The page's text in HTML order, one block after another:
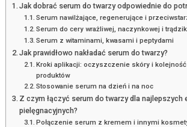
Jak dobrać serum do twarzy odpowiednie do
Serum nawilżające, regenerujące i
Serum do cery wrażliwej, naczynkowej i
Serum z witaminami, kwasami i peptydami
Jak prawidłowo nakładać serum do twarzy?
Kroki aplikacji: oczyszczenie skóry i
produktów
Stosowanie serum na dzień i na noc
Z czym łączyć serum do twarzy dla najlepszych
pielęgnacyjnych?
Połączenie serum z kremem i innymi